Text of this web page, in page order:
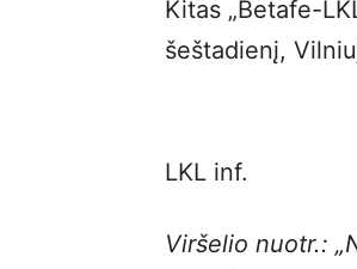
Kitas „Betafe-
šeštadienį,
LKL inf.
Viršelio nuotr.: